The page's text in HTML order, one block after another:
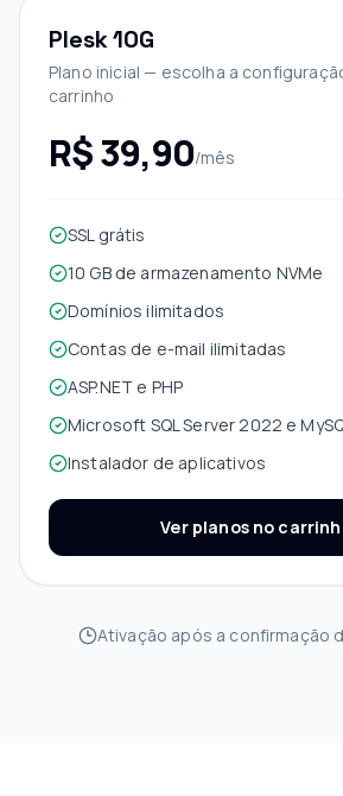
Plesk 10G
Plano inicial — escolha a
carrinho
R$ 39,90/mês
SSL grátis
10 GB de armazenamento NVMe
Domínios ilimitados
Contas de e-mail ilimitadas
ASP.NET e PHP
Microsoft SQL Server 2022 e
Instalador de aplicativos
Ver planos no
Ativação após a confirmação